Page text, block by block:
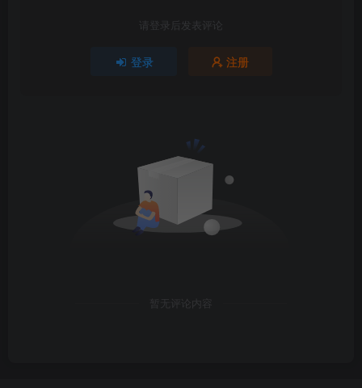
请登录后发表评论
登录 注册
暂无评论内容